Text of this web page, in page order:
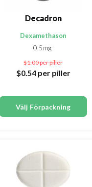
Decadron
Dexamethason
0,5mg
$1.00per piller
$0.54 per piller
Välj Förpackning